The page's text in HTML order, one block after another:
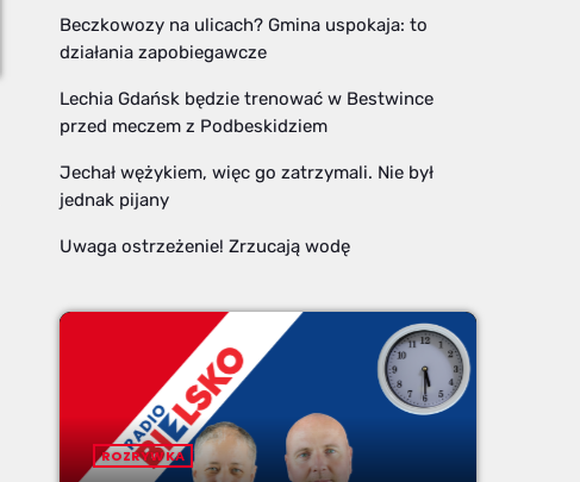
Beczkowozy na ulicach? Gmina uspokaja: to
działania zapobiegawcze
Lechia Gdańsk będzie trenować w Bestwince
przed meczem z Podbeskidziem
Jechał wężykiem, więc go zatrzymali. Nie był
jednak pijany
Uwaga ostrzeżenie! Zrzucają wodę
ROZRYWKA